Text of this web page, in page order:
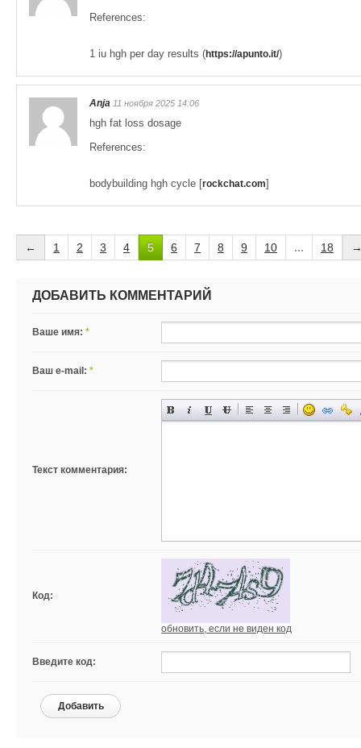
References:
1 iu hgh per day results (https://apunto.it/)
Anja 11 ноября 2025 14:06
hgh fat loss dosage
References:
bodybuilding hgh cycle [rockchat.com]
← 1 2 3 4 5 6 7 8 9 10 ... 18
ДОБАВИТЬ КОММЕНТАРИЙ
Ваше имя: *
Ваш e-mail: *
Текст комментария:
Код:
обновить, если не виден код
Введите код:
Добавить